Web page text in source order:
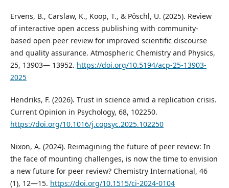
Ervens, B., Carslaw, K., Koop, T., & Pöschl, U. (2025). Review
of interactive open access publishing with community-
based open peer review for improved scientific discourse
and quality assurance. Atmospheric Chemistry and Physics,
25, 13903— 13952. https://doi.org/10.5194/acp-25-13903-
2025
Hendriks, F. (2026). Trust in science amid a replication crisis.
Current Opinion in Psychology, 68, 102250.
https://doi.org/10.1016/j.copsyc.2025.102250
Nixon, A. (2024). Reimagining the future of peer review: In
the face of mounting challenges, is now the time to envision
a new future for peer review? Chemistry International, 46
(1), 12—15. https://doi.org/10.1515/ci-2024-0104